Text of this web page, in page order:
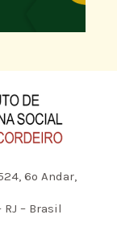
6º Andar,
RJ – Brasil